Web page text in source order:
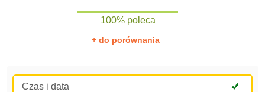
100% poleca
+ do porównania
Czas i data